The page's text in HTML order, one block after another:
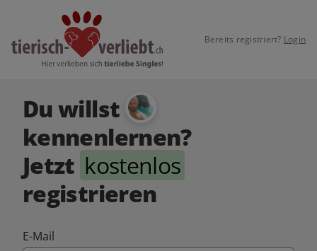
Bereits registriert? Login
Du willst
kennenlernen?
Jetzt kostenlos
registrieren
E-Mail